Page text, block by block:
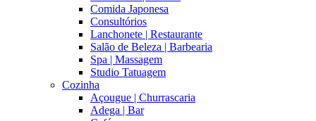
Comida Japonesa
Consultórios
Lanchonete | Restaurante
Salão de Beleza | Barbearia
Spa | Massagem
Studio Tatuagem
Cozinha
Açougue | Churrascaria
Adega | Bar